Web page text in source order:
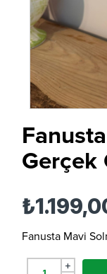
Gerçek
Fanusta Mavi
+